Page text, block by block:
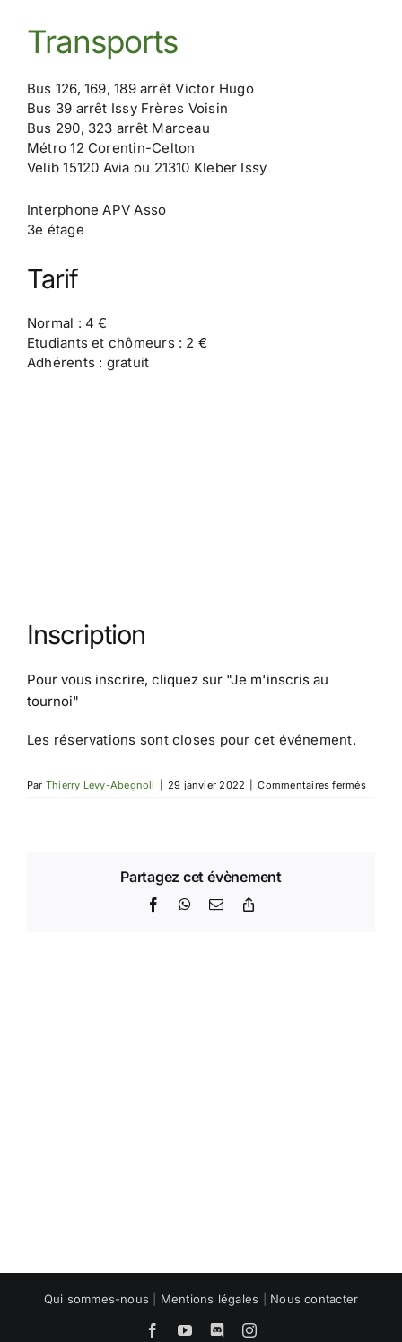
Transports
Bus 126, 169, 189 arrêt Victor Hugo
Bus 39 arrêt Issy Frères Voisin
Bus 290, 323 arrêt Marceau
Métro 12 Corentin-Celton
Velib 15120 Avia ou 21310 Kleber Issy
Interphone APV Asso
3e étage
Tarif
Normal : 4 €
Etudiants et chômeurs : 2 €
Adhérents : gratuit
Inscription
Pour vous inscrire, cliquez sur "Je m'inscris au
tournoi"
Les réservations sont closes pour cet événement.
Par Thierry Lévy-Abégnoli 29 janvier 2022 Commentaires ferméssur
Partagez cet évènement
FacebookWhatsApp
Email
Qui sommes-nous Mentions légales Nous contacter
FacebookYouTubeDiscordInstagram